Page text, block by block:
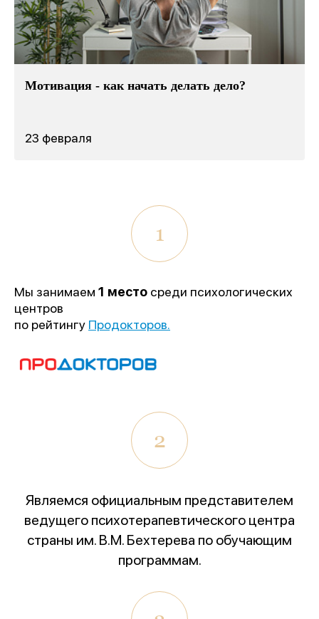
Мотивация - как начать делать дело?
23 февраля
1
Мы занимаем 1 место среди психологических
центров
по рейтингу Продокторов.
2
Являемся официальным представителем
ведущего психотерапевтического центра
страны им. В.М. Бехтерева по обучающим
программам.